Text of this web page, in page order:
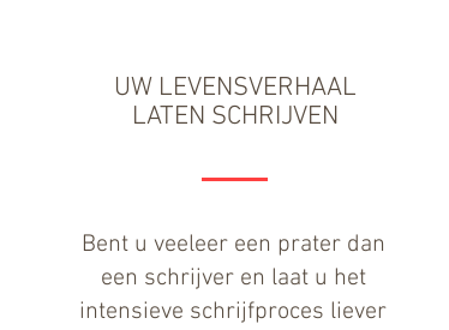
UW LEVENSVERHAAL
LATEN SCHRIJVEN
Bent u veeleer een prater dan
een schrijver en laat u het
intensieve schrijfproces liever